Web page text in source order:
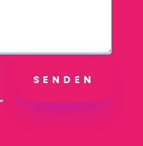
SENDEN